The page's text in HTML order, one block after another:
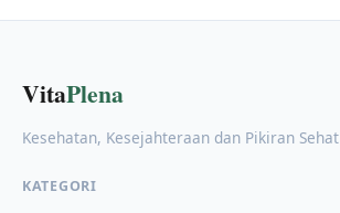
VitaPlena
Kesehatan, Kesejahteraan dan Pikiran Sehat
KATEGORI